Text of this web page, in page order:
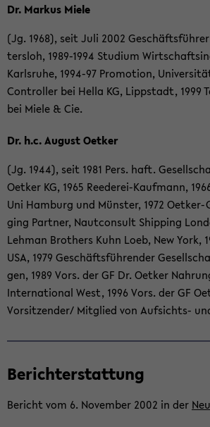
Dr. Mar­kus Miele
(Jg. 1968), seit Juli 2002
ters­loh, 1989-​1994 Stu­di­um
Karls­ru­he, 1994-​97 Pro­mo­ti­on,
Con­trol­ler bei Hella KG, Lipp­stadt, 1999
bei Miele & Cie.
Dr. h.c. Au­gust Oet­ker
(Jg. 1944), seit 1981 Pers. haft.
Oet­ker KG, 1965 Reederei-​Kaufmann,
Uni Ham­burg und Müns­ter, 1972
ging Part­ner, Naut­con­sult Ship­ping
Leh­man Bro­thers Kuhn Loeb, New York,
USA, 1979 Ge­schäfts­füh­ren­der
gen, 1989 Vors. der GF Dr. Oet­ker
In­ter­na­tio­nal West, 1996 Vors. der GF
Vor­sit­zen­der/ Mit­glied von Aufsichts-​
Be­richt­erstat­tung
Be­richt vom 6. No­vem­ber 2002 in der